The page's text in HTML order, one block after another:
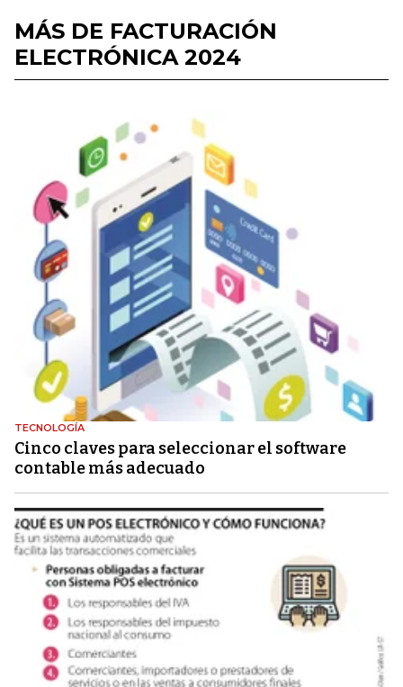
MÁS DE FACTURACIÓN
ELECTRÓNICA 2024
TECNOLOGÍA
Cinco claves para seleccionar el software
contable más adecuado